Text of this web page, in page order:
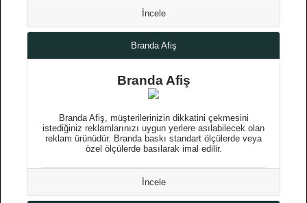
İncele
Branda Afiş
Branda Afiş
Branda Afiş, müşterilerinizin dikkatini çekmesini
istediğiniz reklamlarınızı uygun yerlere asılabilecek olan
reklam ürünüdür. Branda baskı standart ölçülerde veya
özel ölçülerde basılarak imal edilir.
İncele